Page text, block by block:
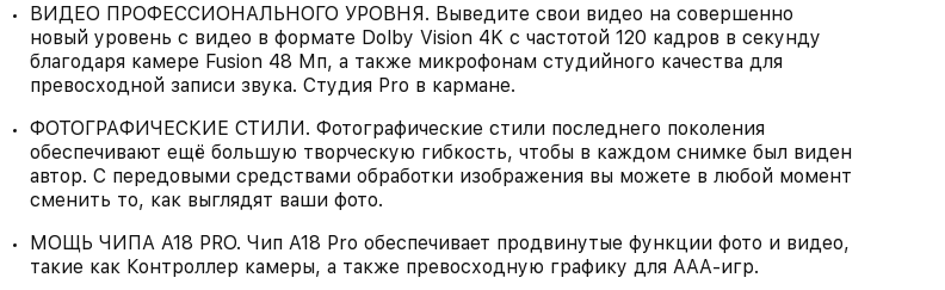
ВИДЕО ПРОФЕССИОНАЛЬНОГО УРОВНЯ. Выведите свои видео на совершенно
новый уровень с видео в формате Dolby Vision 4K с частотой 120 кадров в секунду
благодаря камере Fusion 48 Мп, а также микрофонам студийного качества для
превосходной записи звука. Студия Pro в кармане.
ФОТОГРАФИЧЕСКИЕ СТИЛИ. Фотографические стили последнего поколения
обеспечивают ещё большую творческую гибкость, чтобы в каждом снимке был виден
автор. С передовыми средствами обработки изображения вы можете в любой момент
сменить то, как выглядят ваши фото.
МОЩЬ ЧИПА A18 PRO. Чип A18 Pro обеспечивает продвинутые функции фото и видео,
такие как Контроллер камеры, а также превосходную графику для AAA‑игр.